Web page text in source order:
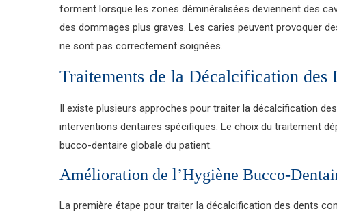
forment lorsque les zones déminéralisées deviennent des
des dommages plus graves. Les caries peuvent provoquer
ne sont pas correctement soignées.
Traitements de la Décalcification des
Il existe plusieurs approches pour traiter la décalcification
interventions dentaires spécifiques. Le choix du traitement
bucco-dentaire globale du patient.
Amélioration de l’Hygiène Bucco-
La première étape pour traiter la décalcification des dents